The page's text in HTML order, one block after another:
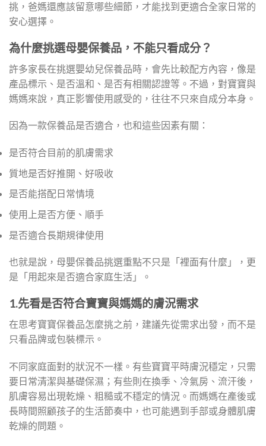
挑，爸媽還應該留意哪些細節，才能找到更適合全家日常的
安心選擇。
為什麼挑選母嬰保養品，不能只看成分？
許多家長在挑選嬰幼兒保養品時，會先比較配方內容，像是
產品標示、是否溫和、是否有相關認證等。不過，對寶寶與
媽媽來說，真正影響使用感受的，往往不只來自成分本身。
因為一款保養品是否適合，也和這些因素有關：
是否符合目前的肌膚需求
質地是否好推開、好吸收
是否能搭配日常情境
使用上是否方便、順手
是否適合長期規律使用
也就是說，母嬰保養品挑選重點不只是「裡面有什麼」，更
是「用起來是否適合家庭生活」。
1.先看是否符合寶寶與媽媽的膚況需求
在思考寶寶保養品怎麼挑之前，建議先從需求出發，而不是
只看品牌或包裝標示。
不同家庭面對的狀況不一樣。有些寶寶平時膚況穩定，只需
要日常清潔與基礎保濕；有些則在換季、冷氣房、流汗後，
肌膚容易出現乾燥、粗糙或不穩定的情況。而媽媽在產後或
長時間照顧孩子的生活節奏中，也可能遇到手部或身體肌膚
乾燥的問題。